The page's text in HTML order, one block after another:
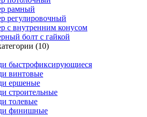
рамный
регулировочный
с внутренним конусом
болт с гайкой
(10)
быстрофиксирующиеся
винтовые
ершеные
строительные
толевые
финишные